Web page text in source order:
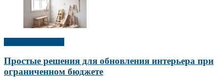
Простые решения для обновления интерьера при
ограниченном бюджете